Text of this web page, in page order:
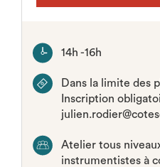
14h -16h
Dans la limite des
Inscription
Atelier tous
instrumentistes à